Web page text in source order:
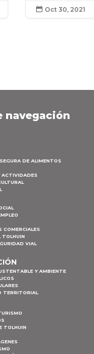
 Oct 30, 2021
navegación
DE ALIMENTOS
ACTIVIDADES
COMERCIALES
VIAL
Y AMBIENTE
TERRITORIAL
TOLHUIN